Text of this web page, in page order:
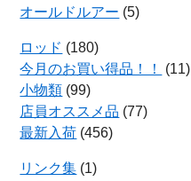
オールドルアー (5)
ロッド (180)
今月のお買い得品！！
(11)
小物類 (99)
店員オススメ品 (77)
最新入荷 (456)
リンク集 (1)